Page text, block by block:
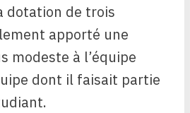
dotation de trois
apporté une
modeste à l’équipe
dont il faisait partie